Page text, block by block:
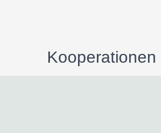
Kooperationen